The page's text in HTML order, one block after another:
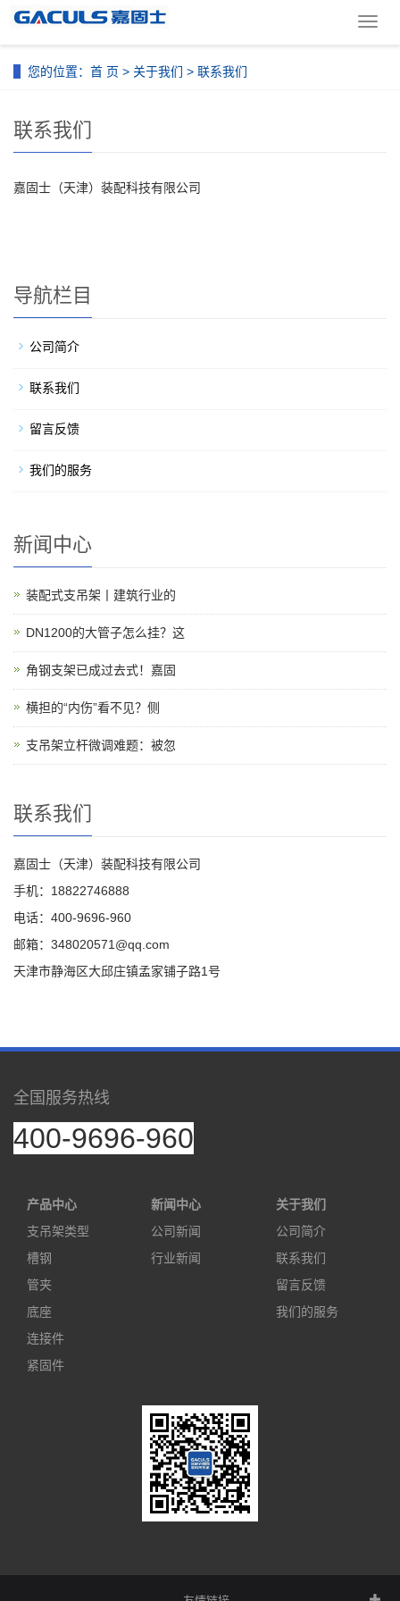
导
您的位置： 首 页 > 关于我们 > 联系我们
联系我们
嘉固士（天津）装配科技有限公司
导航栏目
公司简介
联系我们
留言反馈
我们的服务
新闻中心
装配式支吊架丨建筑行业的
DN1200的大管子怎么挂？这
角钢支架已成过去式！嘉固
横担的“内伤”看不见？侧
支吊架立杆微调难题：被忽
联系我们
嘉固士（天津）装配科技有限公司
手机：18822746888
电话：400-9696-960
邮箱：348020571@qq.com
天津市静海区大邱庄镇孟家铺子路1号
全国服务热线
400-9696-960
产品中心
支吊架类型
槽钢
管夹
底座
连接件
紧固件
新闻中心
公司新闻
行业新闻
关于我们
公司简介
联系我们
留言反馈
我们的服务